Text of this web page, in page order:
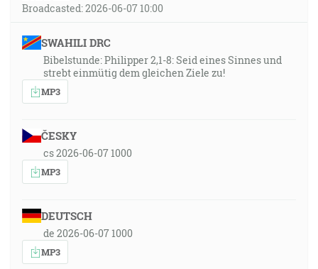
Broadcasted: 2026-06-07 10:00
SWAHILI DRC
Bibelstunde: Philipper 2,1-8: Seid eines Sinnes und
strebt einmütig dem gleichen Ziele zu!
MP3
ČESKY
cs 2026-06-07 1000
MP3
DEUTSCH
de 2026-06-07 1000
MP3